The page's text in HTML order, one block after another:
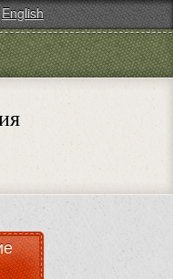
English